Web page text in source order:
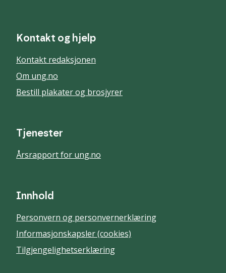
Kontakt og hjelp
Kontakt redaksjonen
Om ung.no
Bestill plakater og brosjyrer
Tjenester
Årsrapport for ung.no
Innhold
Personvern og personvernerklæring
Informasjonskapsler (cookies)
Tilgjengelighetserklæring